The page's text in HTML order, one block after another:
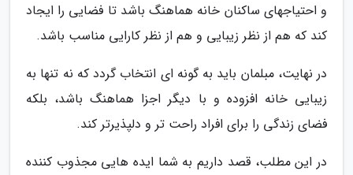
و احتیاجهای ساکنان خانه هماهنگ باشد تا فضایی را ایجاد
کند که هم از نظر زیبایی و هم از نظر کارایی مناسب باشد.
در نهایت، مبلمان باید به گونه ای انتخاب گردد که نه تنها به
زیبایی خانه افزوده و با دیگر اجزا هماهنگ باشد، بلکه
فضای زندگی را برای افراد راحت تر و دلپذیرتر کند.
در این مطلب، قصد داریم به شما ایده هایی مجذوب کننده